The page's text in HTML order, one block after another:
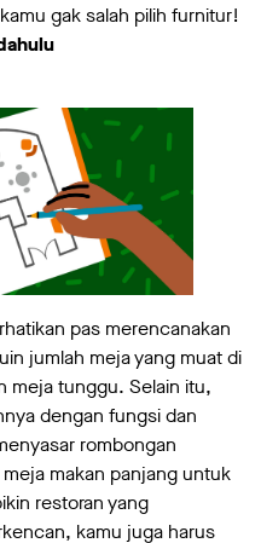
gak salah pilih furnitur!
pas merencanakan
jumlah meja yang muat di
meja tunggu. Selain itu,
dengan fungsi dan
rombongan
makan panjang untuk
restoran yang
kamu juga harus